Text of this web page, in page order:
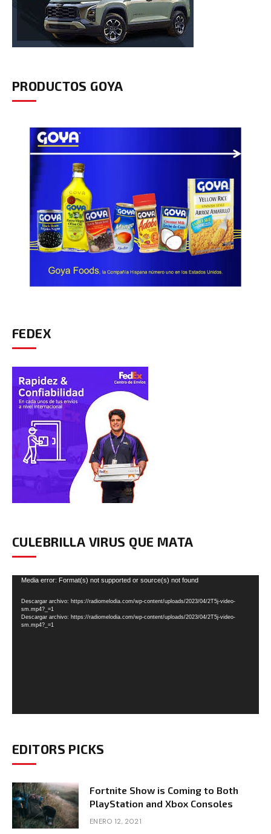
PRODUCTOS GOYA
FEDEX
CULEBRILLA VIRUS QUE MATA
Reproductor
vídeo
Media error: Format(s) not supported or source(s) not found
Descargar archivo: https://radiomelodia.com/wp-content/uploads/2023/04/2T5j-video-
sm.mp4?_=1
Descargar archivo: https://radiomelodia.com/wp-content/uploads/2023/04/2T5j-video-
sm.mp4?_=1
EDITORS PICKS
Fortnite Show is Coming to Both
PlayStation and Xbox Consoles
ENERO 12, 2021